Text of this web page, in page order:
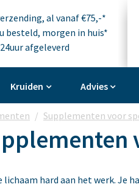
al vanaf €75,-*
besteld, morgen in huis*
afgeleverd
Kruiden Advies
Supplementen voor
lichaam hard aan het werk. Je